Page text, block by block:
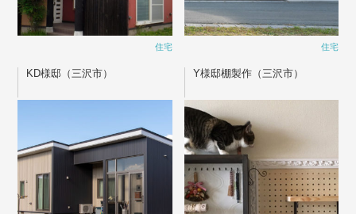
住宅 住宅
KD様邸（三沢市） Y様邸棚製作（三沢市）